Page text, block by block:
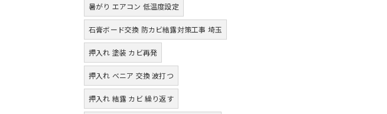
暑がり エアコン 低温度設定
石膏ボード交換 防カビ結露対策工事 埼玉
押入れ 塗装 カビ再発
押入れ ベニア 交換 波打つ
押入れ 結露 カビ 繰り返す